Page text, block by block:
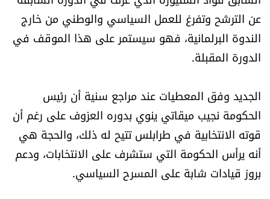
عن الترشح وتفرغ للعمل السياسي والوطني من خارج
الندوة البرلمانية، فهو سيستمر على هذا الموقف في
الدورة المقبلة.
الجديد وفق المعطيات عند مراجع سنية أن رئيس
الحكومة نجيب ميقاتي ينوي بدوره العزوف على رغم أن
قوته الانتخابية في طرابلس تتيح له ذلك، والحجة هي
أنه يرأس الحكومة التي ستشرف على الانتخابات، ودعم
بروز قيادات شابة على المسرح السياسي.